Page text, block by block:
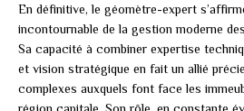
En définitive, le géomètre-expert
incontournable de la gestion moderne
Sa capacité à combiner expertise
et vision stratégique en fait un allié
complexes auxquels font face les